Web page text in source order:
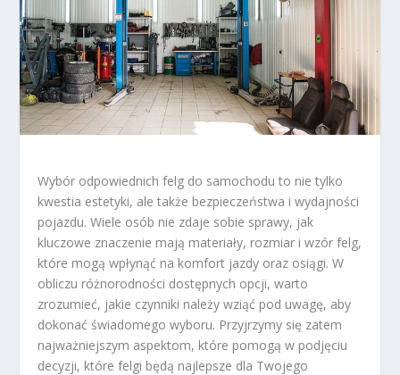
Wybór odpowiednich felg do samochodu to nie tylko
kwestia estetyki, ale także bezpieczeństwa i wydajności
pojazdu. Wiele osób nie zdaje sobie sprawy, jak
kluczowe znaczenie mają materiały, rozmiar i wzór felg,
które mogą wpłynąć na komfort jazdy oraz osiągi. W
obliczu różnorodności dostępnych opcji, warto
zrozumieć, jakie czynniki należy wziąć pod uwagę, aby
dokonać świadomego wyboru. Przyjrzymy się zatem
najważniejszym aspektom, które pomogą w podjęciu
decyzji, które felgi będą najlepsze dla Twojego